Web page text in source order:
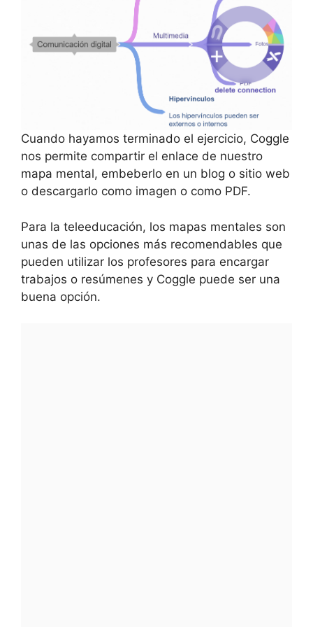
Cuando hayamos terminado el ejercicio, Coggle
nos permite compartir el enlace de nuestro
mapa mental, embeberlo en un blog o sitio web
o descargarlo como imagen o como PDF.
Para la teleeducación, los mapas mentales son
unas de las opciones más recomendables que
pueden utilizar los profesores para encargar
trabajos o resúmenes y Coggle puede ser una
buena opción.